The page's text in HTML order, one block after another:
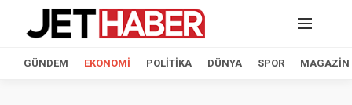
GÜNDEM EKONOMI POLITIKA DÜNYA SPOR MAGAZIN